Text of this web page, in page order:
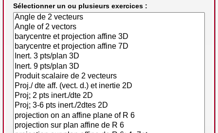
Sélectionner un ou plusieurs exercices :